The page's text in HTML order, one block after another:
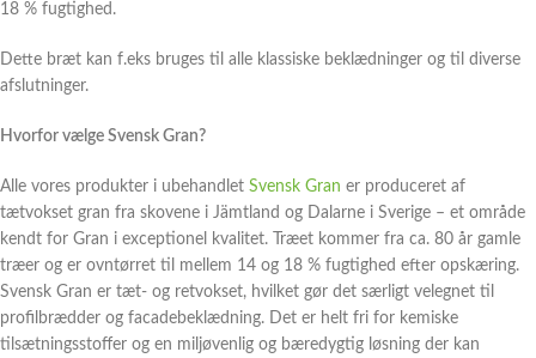
18 % fugtighed.
Dette bræt kan f.eks bruges til alle klassiske beklædninger og til diverse
afslutninger.
Hvorfor vælge Svensk Gran?
Alle vores produkter i ubehandlet Svensk Gran er produceret af
tætvokset gran fra skovene i Jämtland og Dalarne i Sverige – et område
kendt for Gran i exceptionel kvalitet. Træet kommer fra ca. 80 år gamle
træer og er ovntørret til mellem 14 og 18 % fugtighed efter opskæring.
Svensk Gran er tæt- og retvokset, hvilket gør det særligt velegnet til
profilbrædder og facadebeklædning. Det er helt fri for kemiske
tilsætningsstoffer og en miljøvenlig og bæredygtig løsning der kan